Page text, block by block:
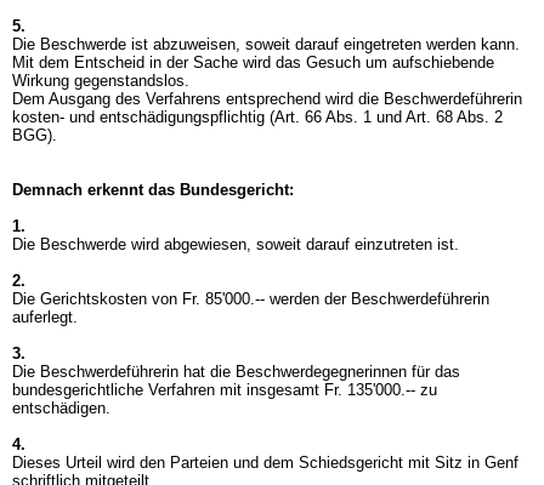
5.
Die Beschwerde ist abzuweisen, soweit darauf eingetreten werden kann.
Mit dem Entscheid in der Sache wird das Gesuch um aufschiebende
Wirkung gegenstandslos.
Dem Ausgang des Verfahrens entsprechend wird die Beschwerdeführerin
kosten- und entschädigungspflichtig (Art. 66 Abs. 1 und Art. 68 Abs. 2
BGG).
Demnach erkennt das Bundesgericht:
1.
Die Beschwerde wird abgewiesen, soweit darauf einzutreten ist.
2.
Die Gerichtskosten von Fr. 85'000.-- werden der Beschwerdeführerin
auferlegt.
3.
Die Beschwerdeführerin hat die Beschwerdegegnerinnen für das
bundesgerichtliche Verfahren mit insgesamt Fr. 135'000.-- zu
entschädigen.
4.
Dieses Urteil wird den Parteien und dem Schiedsgericht mit Sitz in Genf
schriftlich mitgeteilt.